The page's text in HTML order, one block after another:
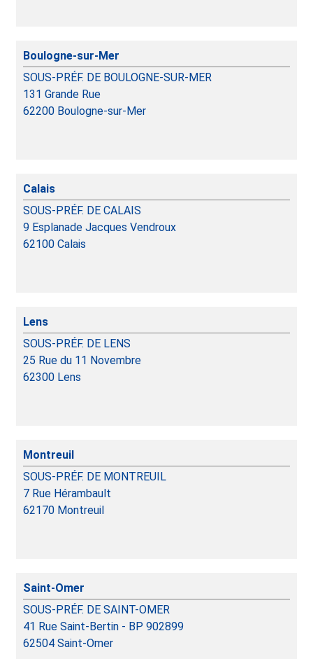
Boulogne-sur-Mer
SOUS-PRÉF. DE BOULOGNE-SUR-MER
131 Grande Rue
62200 Boulogne-sur-Mer
Calais
SOUS-PRÉF. DE CALAIS
9 Esplanade Jacques Vendroux
62100 Calais
Lens
SOUS-PRÉF. DE LENS
25 Rue du 11 Novembre
62300 Lens
Montreuil
SOUS-PRÉF. DE MONTREUIL
7 Rue Hérambault
62170 Montreuil
Saint-Omer
SOUS-PRÉF. DE SAINT-OMER
41 Rue Saint-Bertin - BP 902899
62504 Saint-Omer